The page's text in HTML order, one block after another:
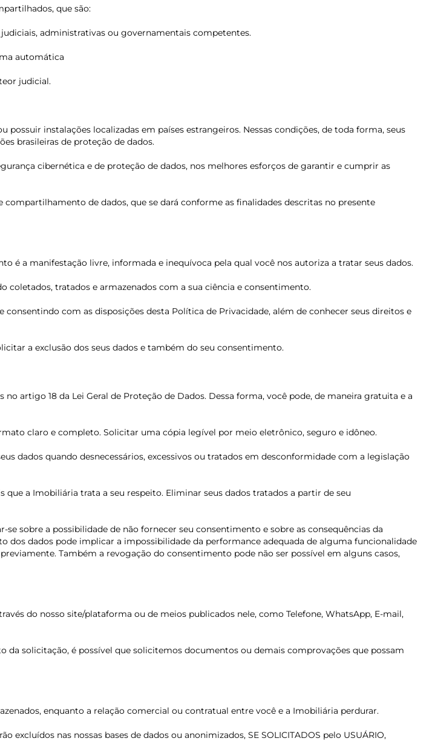
que são:
administrativas ou governamentais competentes.
automática
judicial.
instalações localizadas em países estrangeiros. Nessas condições, de toda forma, seus
brasileiras de proteção de dados.
cibernética e de proteção de dados, nos melhores esforços de garantir e cumprir as
de dados, que se dará conforme as finalidades descritas no presente
é a manifestação livre, informada e inequívoca pela qual você nos autoriza a tratar seus dados.
coletados, tratados e armazenados com a sua ciência e consentimento.
com as disposições desta Política de Privacidade, além de conhecer seus direitos e
a exclusão dos seus dados e também do seu consentimento.
artigo 18 da Lei Geral de Proteção de Dados. Dessa forma, você pode, de maneira gratuita e a
claro e completo. Solicitar uma cópia legível por meio eletrônico, seguro e idôneo.
dados quando desnecessários, excessivos ou tratados em desconformidade com a legislação
a Imobiliária trata a seu respeito. Eliminar seus dados tratados a partir de seu
sobre a possibilidade de não fornecer seu consentimento e sobre as consequências da
dados pode implicar a impossibilidade da performance adequada de alguma funcionalidade
Também a revogação do consentimento pode não ser possível em alguns casos,
do nosso site/plataforma ou de meios publicados nele, como Telefone, WhatsApp, E-mail,
solicitação, é possível que solicitemos documentos ou demais comprovações que possam
enquanto a relação comercial ou contratual entre você e a Imobiliária perdurar.
nas nossas bases de dados ou anonimizados, SE SOLICITADOS pelo USUÁRIO,